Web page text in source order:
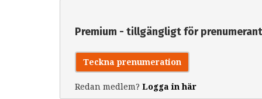
Premium - tillgängligt för
Teckna prenumeration
Redan medlem? Logga in här